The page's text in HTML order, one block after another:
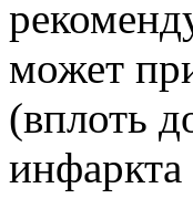
может
(вплоть